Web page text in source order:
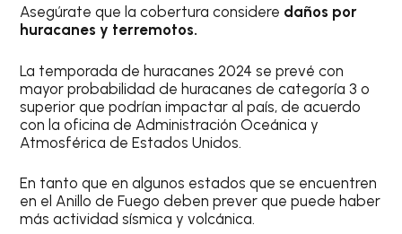
Asegúrate que la cobertura considere daños por
huracanes y terremotos.
La temporada de huracanes 2024 se prevé con
mayor probabilidad de huracanes de categoría 3 o
superior que podrían impactar al país, de acuerdo
con la oficina de Administración Oceánica y
Atmosférica de Estados Unidos.
En tanto que en algunos estados que se encuentren
en el Anillo de Fuego deben prever que puede haber
más actividad sísmica y volcánica.